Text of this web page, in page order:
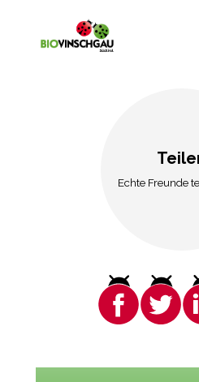
Echte Freunde